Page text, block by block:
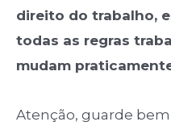
direito do trabalho,
todas as regras
mudam
Atenção, guarde